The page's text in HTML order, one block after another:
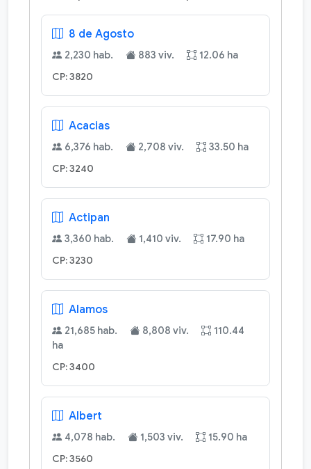
8 de Agosto
2,230 hab. 883 viv. 12.06 ha
CP: 3820
Acacias
6,376 hab. 2,708 viv. 33.50 ha
CP: 3240
Actipan
3,360 hab. 1,410 viv. 17.90 ha
CP: 3230
Alamos
21,685 hab. 8,808 viv.
110.44
ha
CP: 3400
Albert
4,078 hab. 1,503 viv. 15.90 ha
CP: 3560